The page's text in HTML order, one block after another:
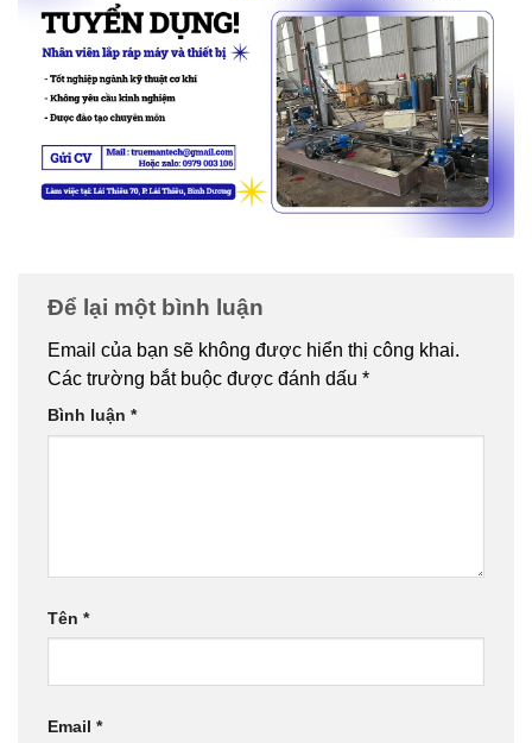
Để lại một bình luận
Email của bạn sẽ không được hiển thị công khai.
Các trường bắt buộc được đánh dấu *
Bình luận *
Tên *
Email *